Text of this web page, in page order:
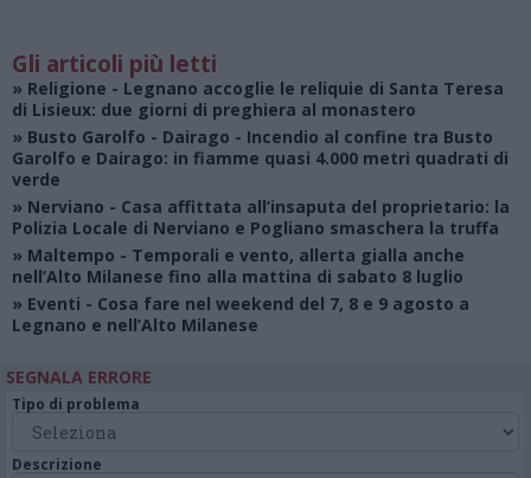
Gli articoli più letti
» Religione - Legnano accoglie le reliquie di Santa Teresa
di Lisieux: due giorni di preghiera al monastero
» Busto Garolfo - Dairago - Incendio al confine tra Busto
Garolfo e Dairago: in fiamme quasi 4.000 metri quadrati di
verde
» Nerviano - Casa affittata all’insaputa del proprietario: la
Polizia Locale di Nerviano e Pogliano smaschera la truffa
» Maltempo - Temporali e vento, allerta gialla anche
nell’Alto Milanese fino alla mattina di sabato 8 luglio
» Eventi - Cosa fare nel weekend del 7, 8 e 9 agosto a
Legnano e nell’Alto Milanese
SEGNALA ERRORE
Tipo di problema
Descrizione